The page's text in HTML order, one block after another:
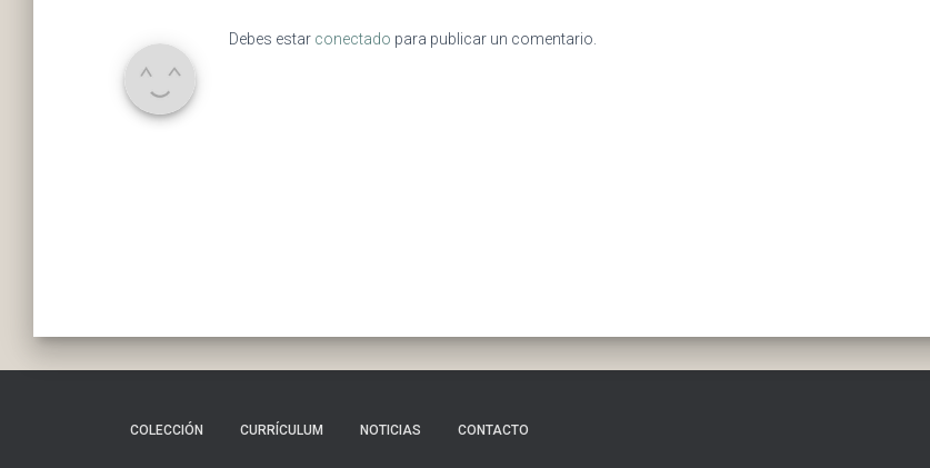
Debes estar conectado para publicar un comentario.
COLECCIÓN CURRÍCULUM NOTICIAS CONTACTO